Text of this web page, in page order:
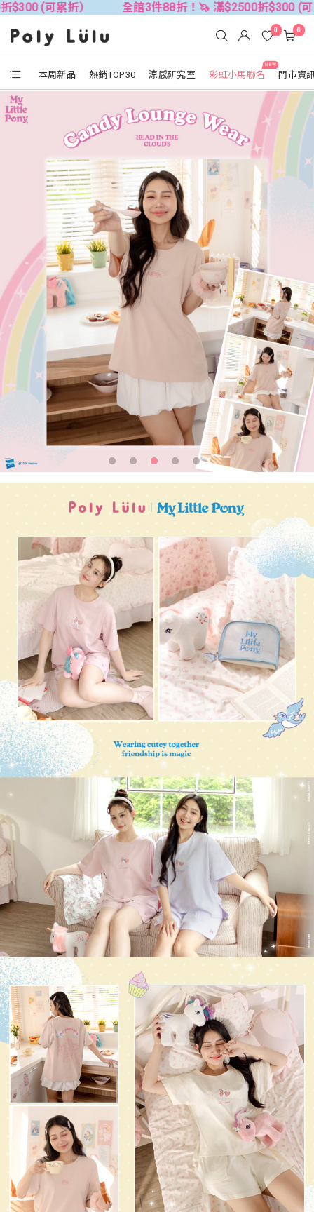
折） 全館3件88折！🦄 滿$2500折$300 (可累折）
本周新品 熱銷TOP30 涼感研究室
NEW
彩虹小馬聯名 門市資
0 0